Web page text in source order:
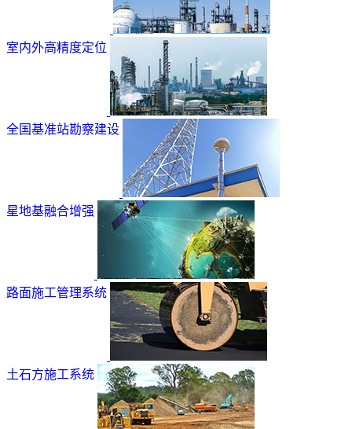
室内外高精度定位
全国基准站勘察建设
星地基融合增强
路面施工管理系统
土石方施工系统